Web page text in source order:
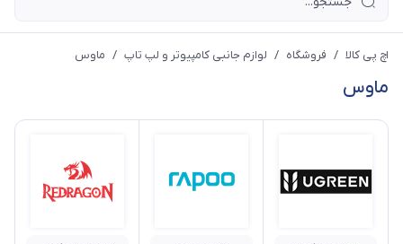
اچ پی کالا / فروشگاه / لوازم جانبی کامپیوتر و لپ تاپ / ماوس
ماوس